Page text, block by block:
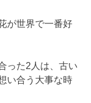
が世界で一番好
った2人は、古い
い合う大事な時